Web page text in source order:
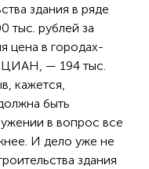
здания в ряде
тыс. рублей за
цена в городах-
ЦИАН, — 194 тыс.
кажется,
быть
в вопрос все
И дело уже не
здания